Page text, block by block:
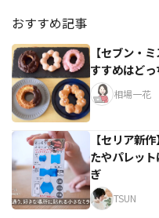
おすすめ記事
【セブン・
すすめはどっ
相場一花
【セリア新
たやパレッ
ぎ
TSUN